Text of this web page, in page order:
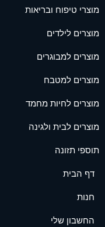
מוצרי טיפוח ובריאות
מוצרים לילדים
מוצרים למבוגרים
מוצרים למטבח
מוצרים לחיות מחמד
מוצרים לבית ולגינה
תוספי תזונה
דף הבית
חנות
החשבון שלי